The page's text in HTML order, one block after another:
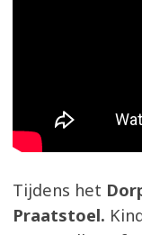
Tijdens het
Praatstoel.